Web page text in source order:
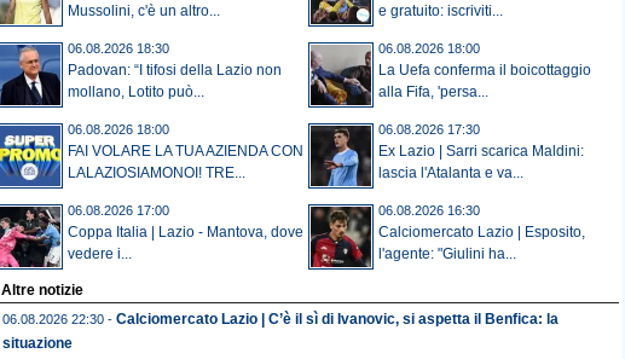
Mussolini, c'è un altro...
e gratuito: iscriviti...
06.08.2026 18:30
Padovan: “I tifosi della Lazio non
mollano, Lotito può...
06.08.2026 18:00
La Uefa conferma il boicottaggio
alla Fifa, 'persa...
06.08.2026 18:00
FAI VOLARE LA TUA AZIENDA CON
LALAZIOSIAMONOI! TRE...
06.08.2026 17:30
Ex Lazio | Sarri scarica Maldini:
lascia l'Atalanta e va...
06.08.2026 17:00
Coppa Italia | Lazio - Mantova, dove
vedere i...
06.08.2026 16:30
Calciomercato Lazio | Esposito,
l'agente: "Giulini ha...
Altre notizie
06.08.2026 22:30 - Calciomercato Lazio | C’è il sì di Ivanovic, si aspetta il Benfica: la
situazione